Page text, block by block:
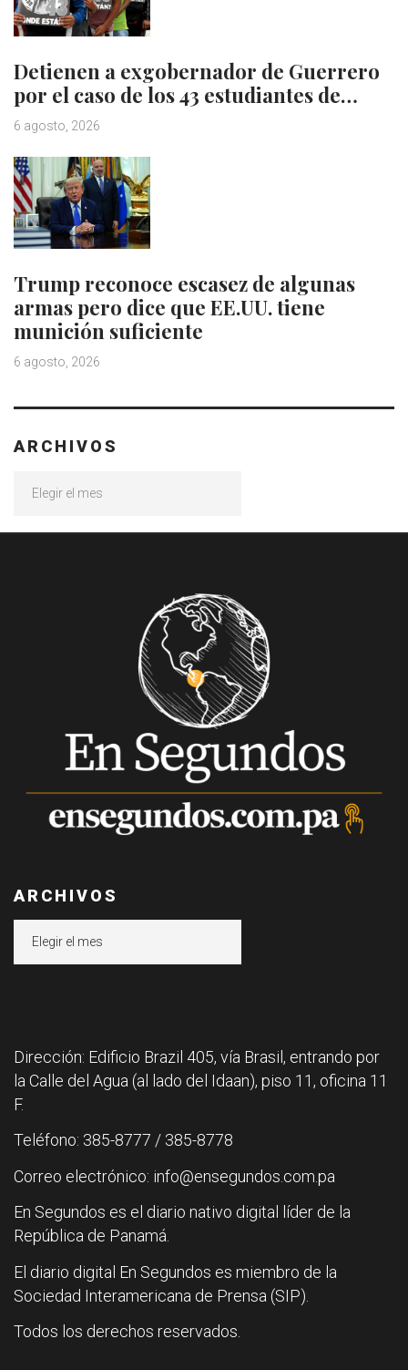
Detienen a exgobernador de Guerrero
por el caso de los 43 estudiantes de…
6 agosto, 2026
Trump reconoce escasez de algunas
armas pero dice que EE.UU. tiene
munición suficiente
6 agosto, 2026
ARCHIVOS
ARCHIVOS
Dirección: Edificio Brazil 405, vía Brasil, entrando por
la Calle del Agua (al lado del Idaan), piso 11, oficina 11
F.
Teléfono: 385-8777 / 385-8778
Correo electrónico: info@ensegundos.com.pa
En Segundos es el diario nativo digital líder de la
República de Panamá.
El diario digital En Segundos es miembro de la
Sociedad Interamericana de Prensa (SIP).
Todos los derechos reservados.